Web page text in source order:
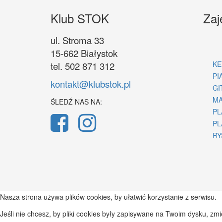
Klub STOK
ul. Stroma 33
15-662 Białystok
tel. 502 871 312
kontakt@klubstok.pl
ŚLEDŹ NAS NA:
Nasza strona używa plików cookies, by ułatwić korzystanie z serwisu.
Jeśli nie chcesz, by pliki cookies były zapisywane na Twoim dysku,